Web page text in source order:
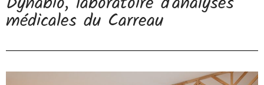
médicales du Carreau